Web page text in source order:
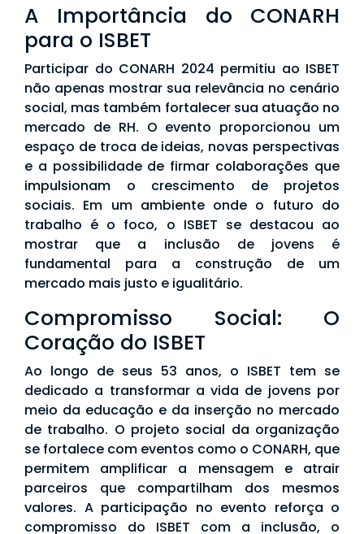
A Importância do CONARH
para o ISBET
Participar do CONARH 2024 permitiu ao ISBET
não apenas mostrar sua relevância no cenário
social, mas também fortalecer sua atuação no
mercado de RH. O evento proporcionou um
espaço de troca de ideias, novas perspectivas
e a possibilidade de firmar colaborações que
impulsionam o crescimento de projetos
sociais. Em um ambiente onde o futuro do
trabalho é o foco, o ISBET se destacou ao
mostrar que a inclusão de jovens é
fundamental para a construção de um
mercado mais justo e igualitário.
Compromisso Social: O
Coração do ISBET
Ao longo de seus 53 anos, o ISBET tem se
dedicado a transformar a vida de jovens por
meio da educação e da inserção no mercado
de trabalho. O projeto social da organização
se fortalece com eventos como o CONARH, que
permitem amplificar a mensagem e atrair
parceiros que compartilham dos mesmos
valores. A participação no evento reforça o
compromisso do ISBET com a inclusão, o